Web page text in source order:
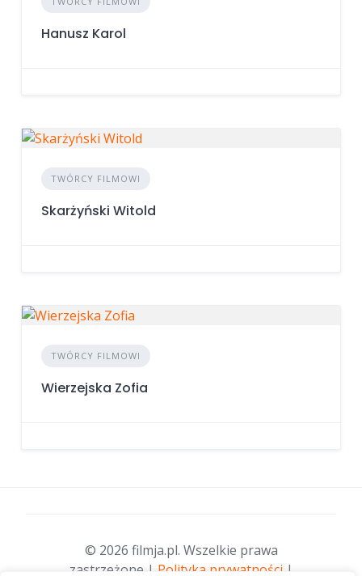
Hanusz Karol
TWÓRCY FILMOWI
Skarżyński Witold
TWÓRCY FILMOWI
Wierzejska Zofia
© 2026 filmja.pl. Wszelkie prawa
zastrzeżone | Polityka prywatności|